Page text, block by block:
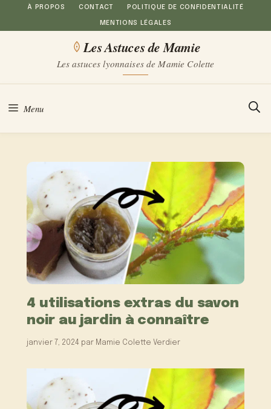
Aller
au
À PROPOS CONTACT POLITIQUE DE CONFIDENTIALITÉ
MENTIONS LÉGALES
Les Astuces de Mamie
Les astuces lyonnaises de Mamie Colette
Menu
4 utilisations extras du savon
noir au jardin à connaître
janvier 7, 2024 par Mamie Colette Verdier